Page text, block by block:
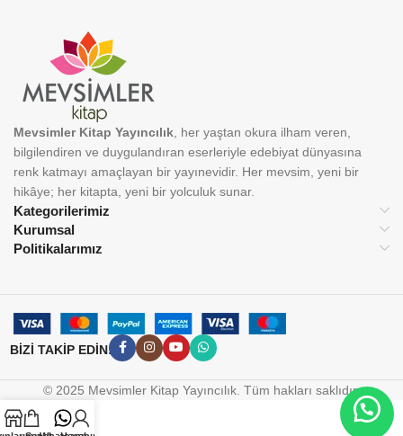
Kategorilerimiz
Kurumsal
Politikalarımız
Mevsimler Kitap Yayıncılık , her yaştan okura ilham veren,
bilgilendiren ve duygulandıran eserleriyle edebiyat dünyasına
renk katmayı amaçlayan bir yayınevidir. Her mevsim, yeni bir
hikâye; her kitapta, yeni bir yolculuk sunar.
BİZİ TAKİP EDİN:
© 2025 Mevsimler Kitap Yayıncılık. Tüm hakları saklıdır.